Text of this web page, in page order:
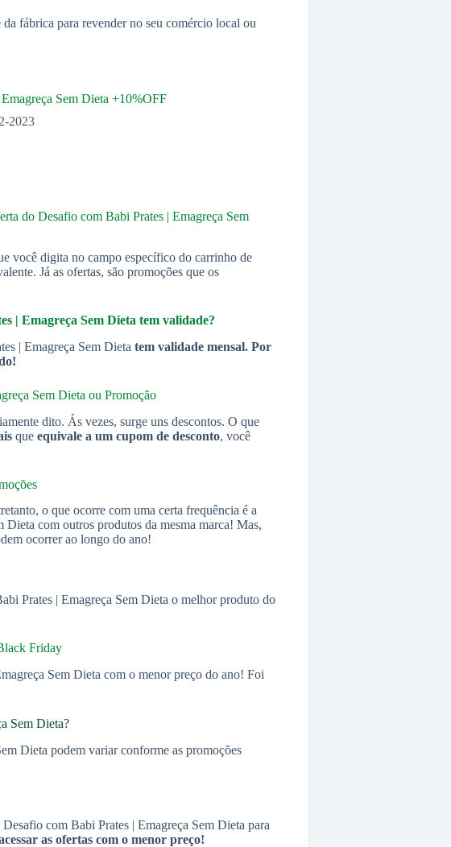
fábrica para revender no seu comércio local ou
Sem Dieta +10%OFF
2023
do Desafio com Babi Prates | Emagreça Sem
você digita no campo específico do carrinho de
Já as ofertas, são promoções que os
| Emagreça Sem Dieta tem validade?
| Emagreça Sem Dieta tem validade mensal. Por
Sem Dieta ou Promoção
dito. Ás vezes, surge uns descontos. O que
que equivale a um cupom de desconto, você
o que ocorre com uma certa frequência é a
com outros produtos da mesma marca! Mas,
ocorrer ao longo do ano!
Prates | Emagreça Sem Dieta o melhor produto do
Friday
Sem Dieta com o menor preço do ano! Foi
Sem Dieta?
Dieta podem variar conforme as promoções
com Babi Prates | Emagreça Sem Dieta para
as ofertas com o menor preço!